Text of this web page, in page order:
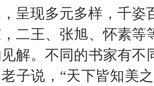
现多元多样，千姿
二王、张旭、怀素等
解。不同的书家有不
子说，“天下皆知美